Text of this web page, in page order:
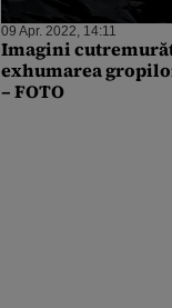
09 Apr. 2022, 14:11
Imagini
exhumarea
– FOTO